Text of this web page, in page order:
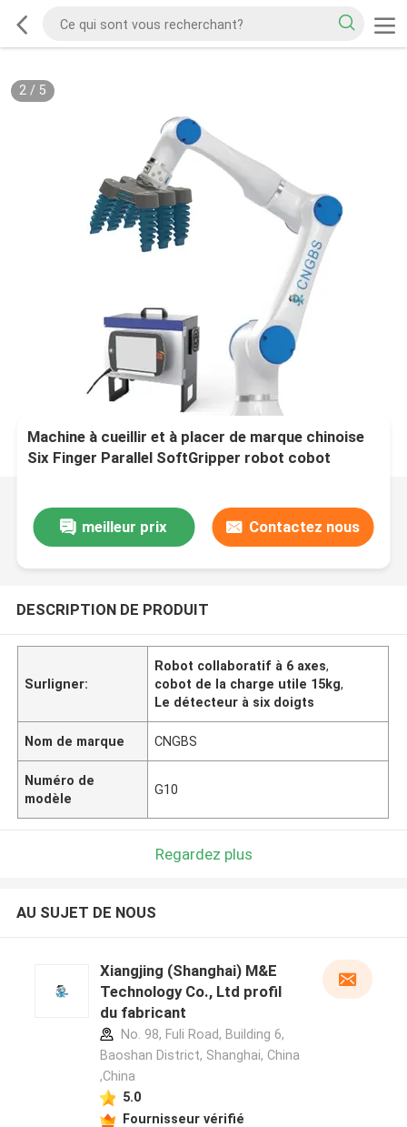
2/ 5
Machine à cueillir et à placer de marque chinoise
Six Finger Parallel SoftGripper robot cobot
meilleur prix Contactez nous
DESCRIPTION DE PRODUIT
Surligner:
Robot collaboratif à 6 axes,
cobot de la charge utile 15kg,
Le détecteur à six doigts
Nom de marque CNGBS
Numéro de
modèle
G10
Regardez plus
AU SUJET DE NOUS
Xiangjing (Shanghai) M&E
Technology Co., Ltd profil
du fabricant
No. 98, Fuli Road, Building 6,
Baoshan District, Shanghai, China
,China
5.0
Fournisseur vérifié